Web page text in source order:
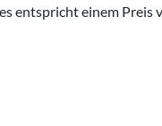
entspricht einem